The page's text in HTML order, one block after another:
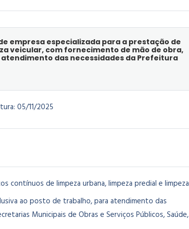
de empresa especializada para a prestação de
veicular, com fornecimento de mão de obra,
das necessidades da Prefeitura
05/11/2025
contínuos de limpeza urbana, limpeza predial e limpeza
ao posto de trabalho, para atendimento das
Municipais de Obras e Serviços Públicos, Saúde,